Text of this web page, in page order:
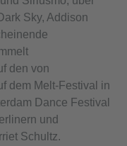
Sky, Addison
den von
dem Melt-Festival in
Dance Festival
und
Schultz.